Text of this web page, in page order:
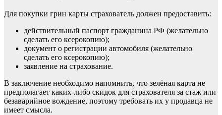
Для покупки грин карты страхователь должен предоставить:
действительный паспорт гражданина РФ (желательно
сделать его ксерокопию);
документ о регистрации автомобиля (желательно
сделать его ксерокопию);
заявление на страхование.
В заключение необходимо напомнить, что зелёная карта не
предполагает каких-либо скидок для страхователя за стаж или
безаварийное вождение, поэтому требовать их у продавца не
имеет смысла.